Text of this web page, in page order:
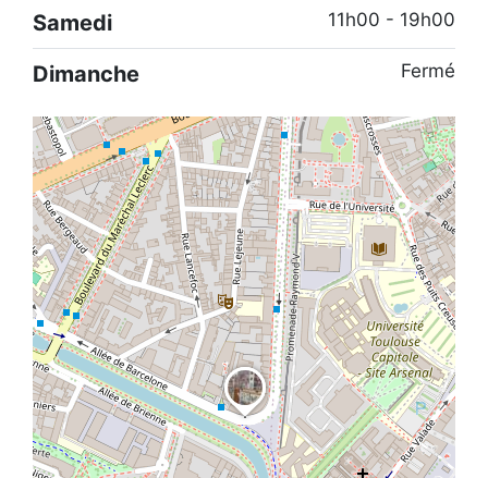
Samedi 11h00 - 19h00
Dimanche Fermé